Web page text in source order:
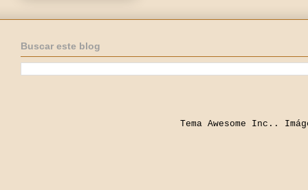
Buscar este blog
Tema Awesome Inc..